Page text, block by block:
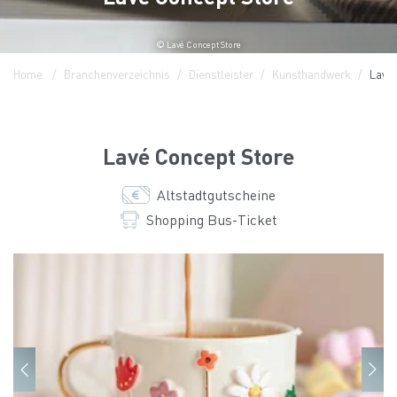
© Lavé Concept Store
Home Branchenverzeichnis Dienstleister Kunsthandwerk
Lavé Concept Store
Altstadtgutscheine
Shopping Bus-Ticket